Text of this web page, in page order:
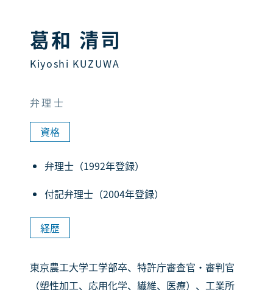
葛和 清司
Kiyoshi KUZUWA
弁理士
資格
弁理士（1992年登録）
付記弁理士（2004年登録）
経歴
東京農工大学工学部卒、特許庁審査官・審判官
（塑性加工、応用化学、繊維、医療）、工業所